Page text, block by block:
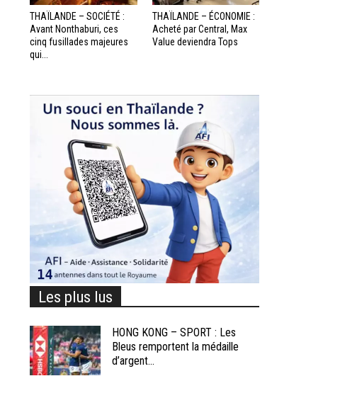
THAÏLANDE – SOCIÉTÉ :
Avant Nonthaburi, ces
cinq fusillades majeures
qui...
THAÏLANDE – ÉCONOMIE :
Acheté par Central, Max
Value deviendra Tops
Les plus lus
HONG KONG – SPORT : Les
Bleus remportent la médaille
d’argent...